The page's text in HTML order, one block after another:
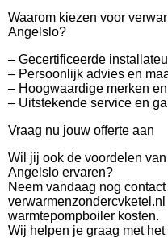
Waarom kiezen voor
Angelslo?
– Gecertificeerde
– Persoonlijk advies en
– Hoogwaardige merken
– Uitstekende service en
Vraag nu jouw offerte aan
Wil jij ook de voordelen
Angelslo ervaren?
Neem vandaag nog
warmtepompboiler kosten.
Wij helpen je graag met